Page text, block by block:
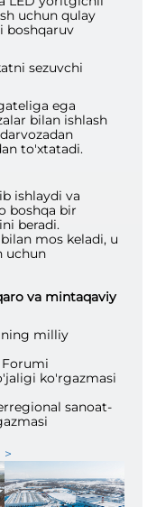
uchun qulay
boshqaruv
sezuvchi
ega
bilan ishlash
to'xtatadi.
ishlaydi va
boshqa bir
beradi.
mos keladi, u
uchun
va mintaqaviy
milliy
ko'rgazmasi
sanoat-
>